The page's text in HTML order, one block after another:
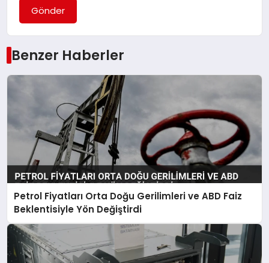
Gönder
Benzer Haberler
Petrol Fiyatları Orta Doğu Gerilimleri ve ABD Faiz
Beklentisiyle Yön Değiştirdi